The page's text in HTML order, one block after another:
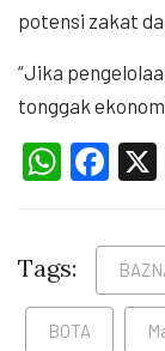
potensi zakat
“Jika
tonggak
Tags:
BOTA